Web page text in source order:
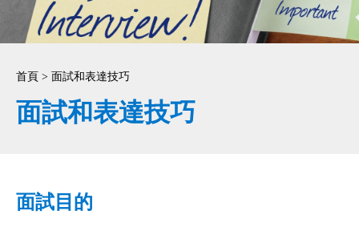
首頁 > 面試和表達技巧
面試和表達技巧
面試目的